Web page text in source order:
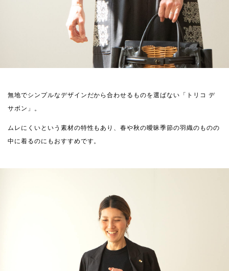
無地でシンプルなデザインだから合わせるものを選ばない「トリコ デ
サボン」。
ムレにくいという素材の特性もあり、春や秋の曖昧季節の羽織のものの
中に着るのにもおすすめです。